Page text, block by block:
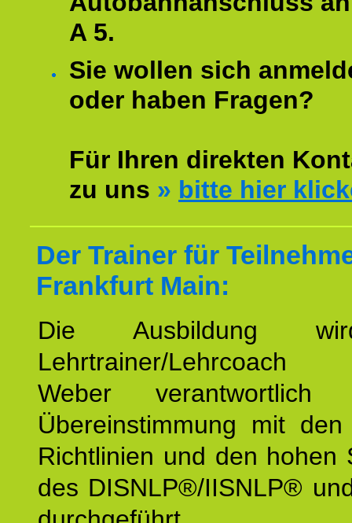
A 5.
Sie wollen sich
oder haben Fragen?
Für Ihren direkten
zu uns » bitte hier
Der Trainer für
Frankfurt Main:
Die Ausbildung
Lehrtrainer/Lehrcoach
Weber
Übereinstimmung mit den
Richtlinien und den hohen
des DISNLP®/IISNLP®